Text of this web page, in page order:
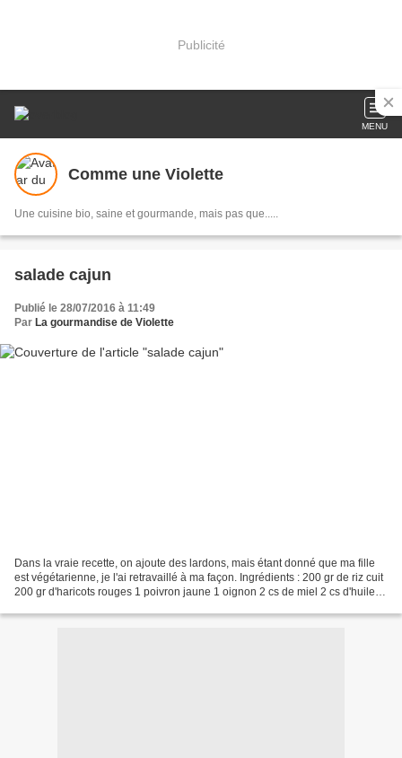
Publicité
MENU
Comme une Violette
Une cuisine bio, saine et gourmande, mais pas que.....
salade cajun
Publié le 28/07/2016 à 11:49
Par La gourmandise de Violette
Dans la vraie recette, on ajoute des lardons, mais étant donné que ma fille
est végétarienne, je l'ai retravaillé à ma façon. Ingrédients : 200 gr de riz cuit
200 gr d'haricots rouges 1 poivron jaune 1 oignon 2 cs de miel 2 cs d'huile 2